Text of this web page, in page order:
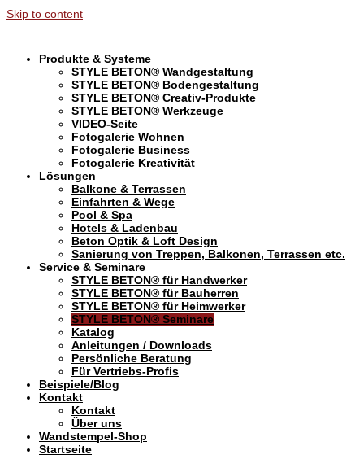
Skip to content
Produkte & Systeme
STYLE BETON® Wandgestaltung
STYLE BETON® Bodengestaltung
STYLE BETON® Creativ-Produkte
STYLE BETON® Werkzeuge
VIDEO-Seite
Fotogalerie Wohnen
Fotogalerie Business
Fotogalerie Kreativität
Lösungen
Balkone & Terrassen
Einfahrten & Wege
Pool & Spa
Hotels & Ladenbau
Beton Optik & Loft Design
Sanierung von Treppen, Balkonen, Terrassen etc.
Service & Seminare
STYLE BETON® für Handwerker
STYLE BETON® für Bauherren
STYLE BETON® für Heimwerker
STYLE BETON® Seminare
Katalog
Anleitungen / Downloads
Persönliche Beratung
Für Vertriebs-Profis
Beispiele/Blog
Kontakt
Kontakt
Über uns
Wandstempel-Shop
Startseite